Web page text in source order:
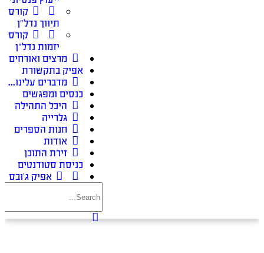
קורס
תיווך נדל״ן
קורס
יזמות נדל״ן
מרצים ואורחים
אפיק בתקשורת
מדברים עלינו…
כנסים ומפגשים
היכל התהילה
גלרייה
חנות הספרים
אודות
זירת התוכן
כניסת סטודנטים
אפיק ג’ובס